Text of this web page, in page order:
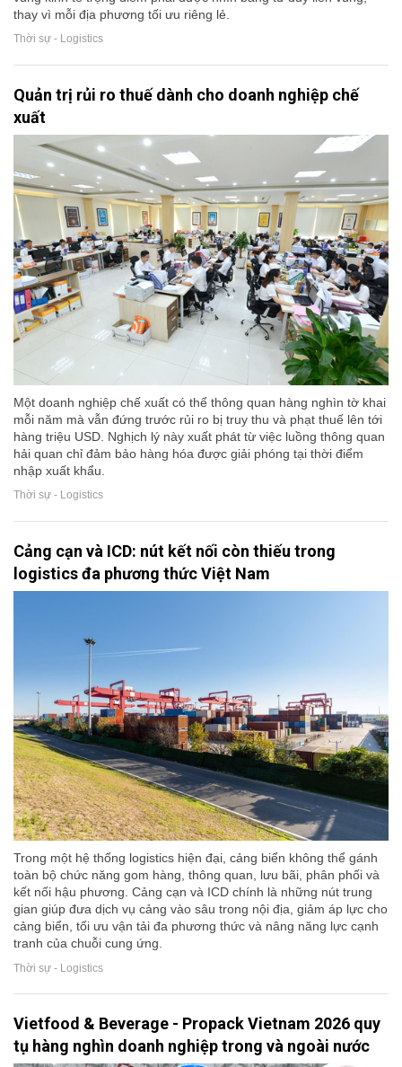
thay vì mỗi địa phương tối ưu riêng lẻ.
Thời sự - Logistics
Quản trị rủi ro thuế dành cho doanh nghiệp chế
xuất
Một doanh nghiệp chế xuất có thể thông quan hàng nghìn tờ khai
mỗi năm mà vẫn đứng trước rủi ro bị truy thu và phạt thuế lên tới
hàng triệu USD. Nghịch lý này xuất phát từ việc luồng thông quan
hải quan chỉ đảm bảo hàng hóa được giải phóng tại thời điểm
nhập xuất khẩu.
Thời sự - Logistics
Cảng cạn và ICD: nút kết nối còn thiếu trong
logistics đa phương thức Việt Nam
Trong một hệ thống logistics hiện đại, cảng biển không thể gánh
toàn bộ chức năng gom hàng, thông quan, lưu bãi, phân phối và
kết nối hậu phương. Cảng cạn và ICD chính là những nút trung
gian giúp đưa dịch vụ cảng vào sâu trong nội địa, giảm áp lực cho
cảng biển, tối ưu vận tải đa phương thức và nâng năng lực cạnh
tranh của chuỗi cung ứng.
Thời sự - Logistics
Vietfood & Beverage - Propack Vietnam 2026 quy
tụ hàng nghìn doanh nghiệp trong và ngoài nước